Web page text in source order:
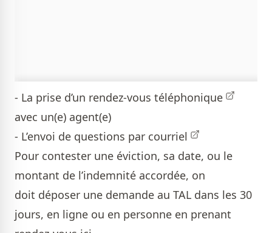
- La prise d’un rendez-vous téléphonique
avec un(e) agent(e)
- L’envoi de questions par courriel
Pour contester une éviction, sa date, ou le
montant de l’indemnité accordée, on
doit déposer une demande au TAL dans les 30
jours, en ligne ou en personne en prenant